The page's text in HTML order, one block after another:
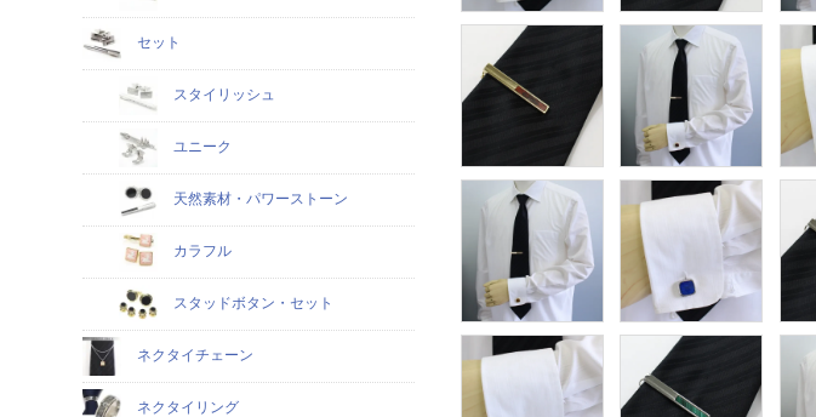
セット
スタイリッシュ
ユニーク
天然素材・パワーストーン
カラフル
スタッドボタン・セット
ネクタイチェーン
ネクタイリング